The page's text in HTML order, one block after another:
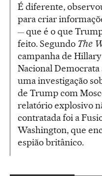
É diferente,
para criar
— que é o que
feito. Segundo The
campanha de
Nacional
uma investigação
de Trump com
relatório explosivo
contratada foi a
Washington, que
espião britânico.